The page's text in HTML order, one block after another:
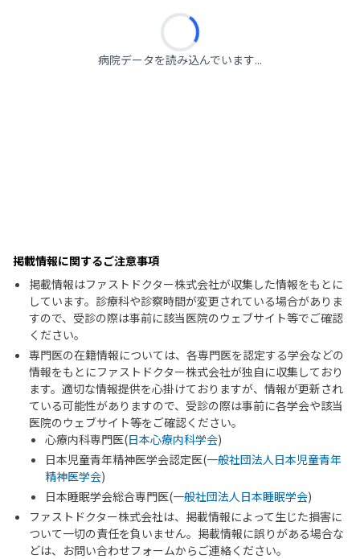
病院データを読み込んでいます...
掲載情報に関するご注意事項
掲載情報はファストドクター株式会社が収集した情報をもとに
しています。診療科や診察時間が変更されている場合がありま
すので、受診の際は事前に該当医院のウェブサイト等でご確認
ください。
専門医の在籍情報については、各専門医を認定する学会などの
情報をもとにファストドクター株式会社が独自に収集しており
ます。適切な情報提供を心掛けておりますが、情報が更新され
ている可能性がありますので、受診の際は事前に各学会や該当
医院のウェブサイト等をご確認ください。
心療内科専門医(日本心療内科学会)
日本児童青年精神医学会認定医(一般社団法人日本児童青年
精神医学会)
日本睡眠学会総合専門医(一般社団法人日本睡眠学会)
ファストドクター株式会社は、掲載情報によって生じた損害に
ついて一切の責任を負いません。掲載情報に誤りがある場合な
どは、お問い合わせフォームからご連絡ください。